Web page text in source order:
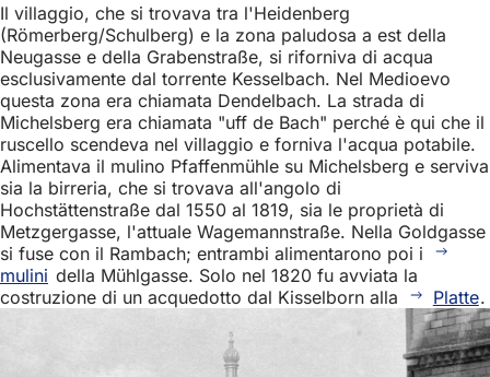
Il villaggio, che si trovava tra l'Heidenberg
(Römerberg/Schulberg) e la zona paludosa a est della
Neugasse e della Grabenstraße, si riforniva di acqua
esclusivamente dal torrente Kesselbach. Nel Medioevo
questa zona era chiamata Dendelbach. La strada di
Michelsberg era chiamata "uff de Bach" perché è qui che il
ruscello scendeva nel villaggio e forniva l'acqua potabile.
Alimentava il mulino Pfaffenmühle su Michelsberg e serviva
sia la birreria, che si trovava all'angolo di
Hochstättenstraße dal 1550 al 1819, sia le proprietà di
Metzgergasse, l'attuale Wagemannstraße. Nella Goldgasse
si fuse con il Rambach; entrambi alimentarono poi i
mulini della Mühlgasse. Solo nel 1820 fu avviata la
costruzione di un acquedotto dal Kisselborn alla
Platte.